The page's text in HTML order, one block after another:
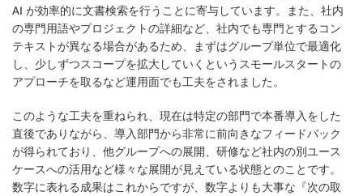
AI が効率的に文書検索を行うことに寄与しています。また、社内
の専門用語やプロジェクトの詳細など、社内でも専門とするコン
テキストが異なる場合があるため、まずはグループ単位で最適化
し、少しずつスコープを拡大していくというスモールスタートの
アプローチを取るなど運用面でも工夫をされました。
このような工夫を重ねられ、現在は特定の部門で本番導入をした
直後でありながら、導入部門から非常に前向きなフィードバック
が得られており、他グループへの展開、研修など社内の別ユース
ケースへの活用など様々な展開が見えている状態とのことです。
数字に表れる成果はこれからですが、数字よりも大事な『次の取